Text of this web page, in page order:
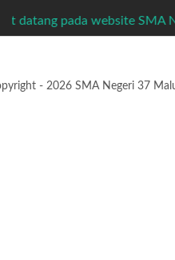
datang pada website
- 2026 SMA Negeri 37